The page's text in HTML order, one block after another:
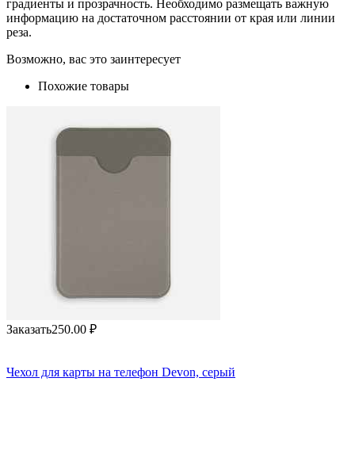
градиенты и прозрачность. Необходимо размещать важную
информацию на достаточном расстоянии от края или линии
реза.
Возможно, вас это заинтересует
Похожие товары
Заказать250.00 ₽
Чехол для карты на телефон Devon, серый